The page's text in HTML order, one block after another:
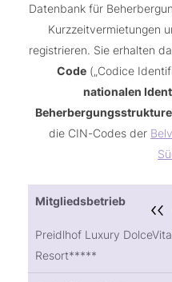
Datenbank für
Kurzzeitvermietungen
registrieren. Sie erhalten
Code(„Codice
nationalen
die CIN-Codes der
Mitgliedsbetrieb
Preidlhof Luxury DolceVita
Resort*****